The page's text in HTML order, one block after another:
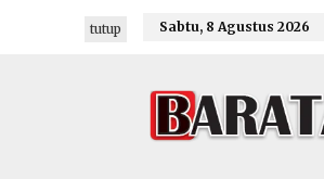
Sabtu, 8 Agustus 2026
tutup